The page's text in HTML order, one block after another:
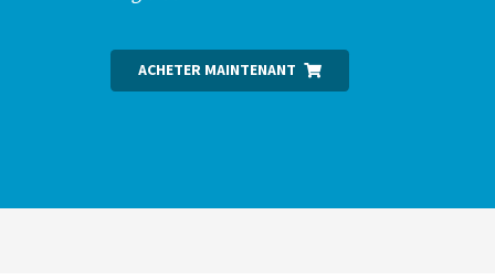
ACHETER MAINTENANT